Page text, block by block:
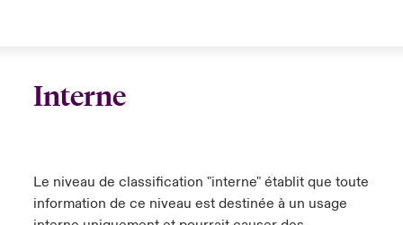
Interne
Le niveau de classification "interne" établit que toute
information de ce niveau est destinée à un usage